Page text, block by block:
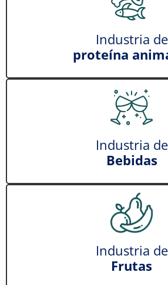
Industria de
proteína
Industria de
Bebidas
Industria de
Frutas